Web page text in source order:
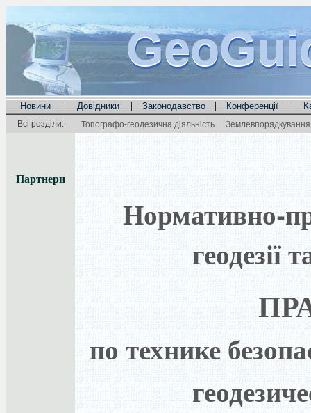
Новини | Довідники | Законодавство | Конференції |
Всі розділи: Топографо-геодезична діяльність
Партнери
Нормативно-
геодезії
по технике